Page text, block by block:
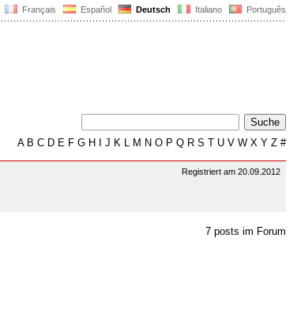
Français Español Deutsch Italiano Português
AB C D E F G H J K L M N O P Q R S T U V W X Y Z #
Registriert am 20.09.2012
7 posts im Forum